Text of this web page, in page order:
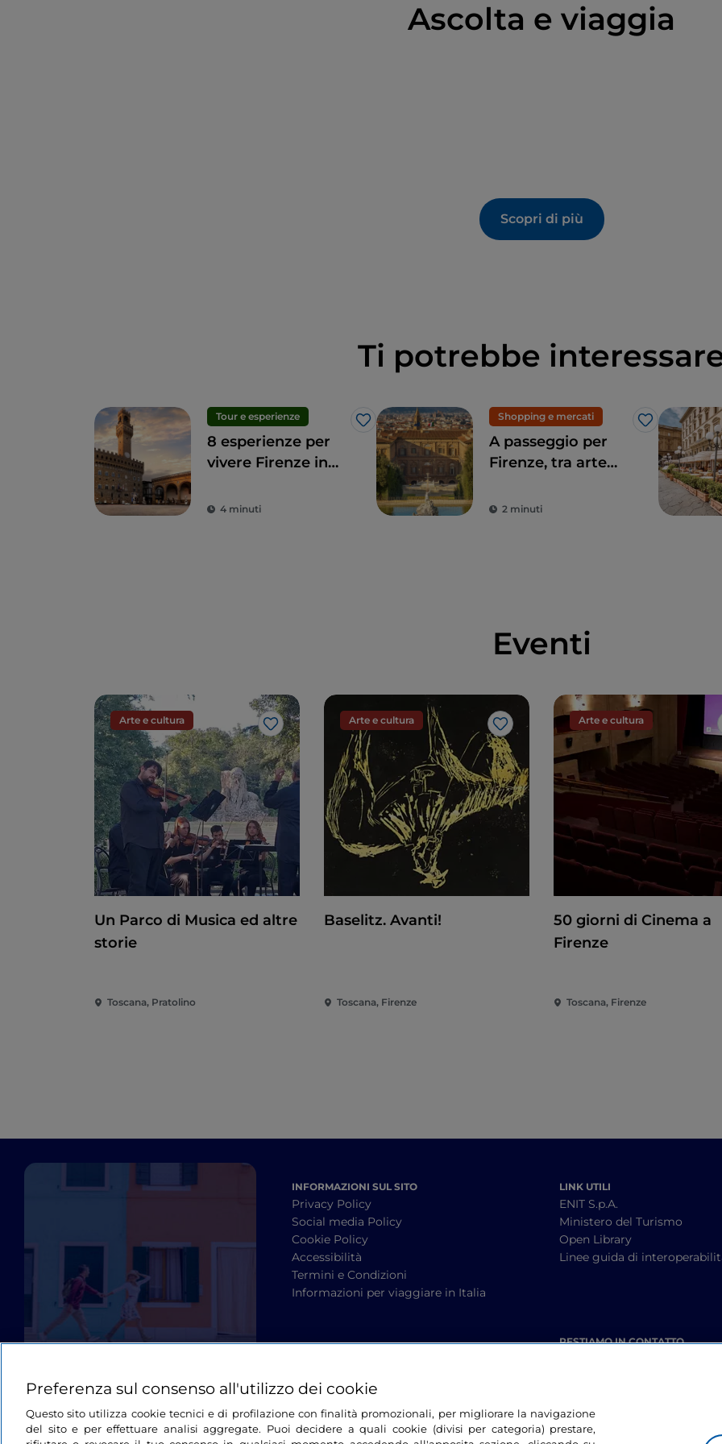
Ascolta e viaggia
Scopri di più
Ti potrebbe
Tour e esperienze
Like
8 esperienze per
vivere Firenze in
4 minuti
Shopping e mercati
Like
A passeggio per
Firenze, tra arte
artigianato
2 minuti
Eventi
Arte e cultura
Like
Un Parco di Musica ed altre
storie
Toscana, Pratolino
Arte e cultura
Like
Baselitz. Avanti!
Toscana, Firenze
Arte e cultura
50 giorni di Cinema a
Firenze
Toscana, Firenze
INFORMAZIONI SUL SITO
Privacy Policy
Social media Policy
Cookie Policy
Accessibilità
Termini e Condizioni
Informazioni per viaggiare in Italia
LINK UTILI
ENIT S.p.A.
Ministero del Turismo
Open Library
Linee guida di
RESTIAMO IN CONTATTO
Preferenza sul consenso all'utilizzo dei cookie
Questo sito utilizza cookie tecnici e di profilazione con finalità promozionali, per migliorare la navigazione
del sito e per effettuare analisi aggregate. Puoi decidere a quali cookie (divisi per categoria) prestare,